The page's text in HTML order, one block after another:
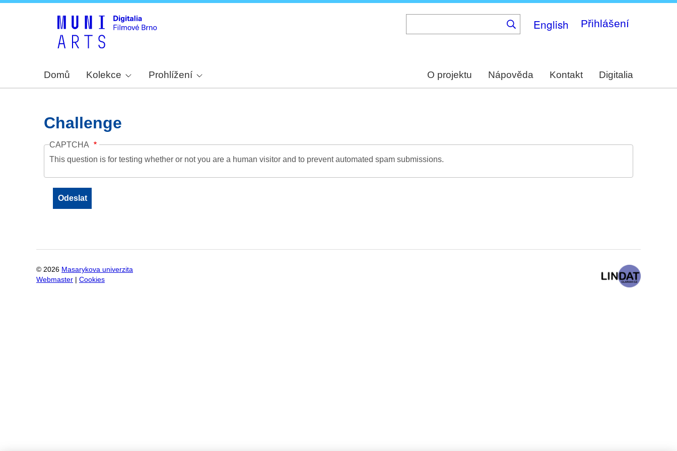
English Přihlášení
Domů Kolekce Prohlížení O projektu Nápověda Kontakt Digitalia
Challenge
CAPTCHA
This question is for testing whether or not you are a human visitor and to prevent automated spam submissions.
© 2026 Masarykova univerzita
Webmaster
Cookies